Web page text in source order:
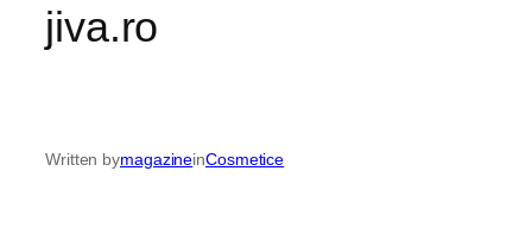
jiva.ro
Written bymagazineinCosmetice